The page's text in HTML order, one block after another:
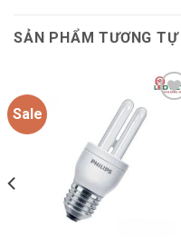
SẢN PHẨM TƯƠNG TỰ
Sale